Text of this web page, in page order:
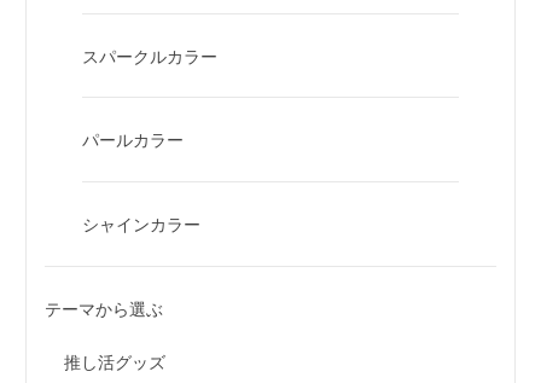
スパークルカラー
パールカラー
シャインカラー
テーマから選ぶ
推し活グッズ